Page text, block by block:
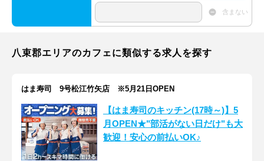
含まない
八束郡エリアのカフェに類似する求人を探す
はま寿司 9号松江竹矢店 ※5月21日OPEN
【はま寿司のキッチン(17時～)】5
月OPEN★"部活がない日だけ"も大
歓迎！安心の前払いOK♪